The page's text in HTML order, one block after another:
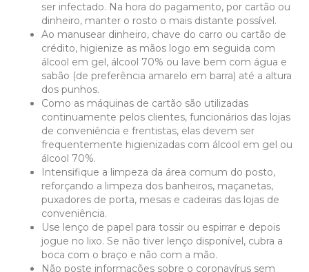
ser infectado. Na hora do pagamento, por cartão ou
dinheiro, manter o rosto o mais distante possível.
Ao manusear dinheiro, chave do carro ou cartão de
crédito, higienize as mãos logo em seguida com
álcool em gel, álcool 70% ou lave bem com água e
sabão (de preferência amarelo em barra) até a altura
dos punhos.
Como as máquinas de cartão são utilizadas
continuamente pelos clientes, funcionários das lojas
de conveniência e frentistas, elas devem ser
frequentemente higienizadas com álcool em gel ou
álcool 70%.
Intensifique a limpeza da área comum do posto,
reforçando a limpeza dos banheiros, maçanetas,
puxadores de porta, mesas e cadeiras das lojas de
conveniência.
Use lenço de papel para tossir ou espirrar e depois
jogue no lixo. Se não tiver lenço disponível, cubra a
boca com o braço e não com a mão.
Não poste informações sobre o coronavírus sem